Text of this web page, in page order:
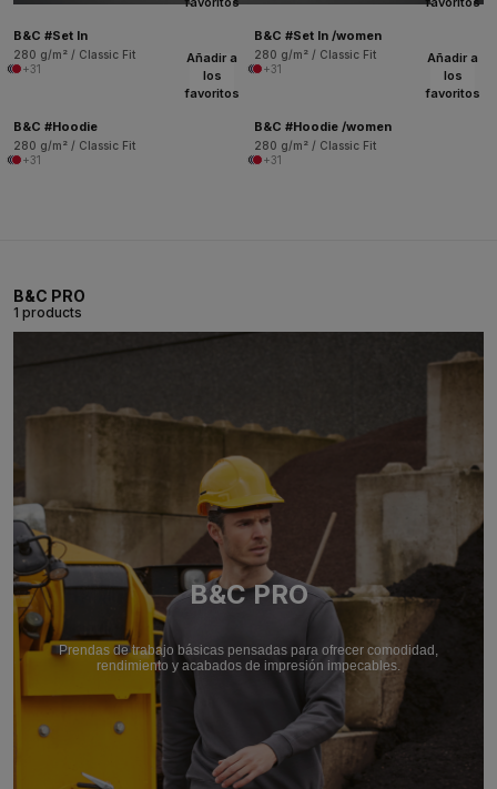
B&C #Set In
280 g/m² / Classic Fit
+31
B&C #Set In /women
280 g/m² / Classic Fit
+31
Añadir a
los
favoritos
B&C #Hoodie
280 g/m² / Classic Fit
+31
Añadir a
los
favoritos
B&C #Hoodie /women
280 g/m² / Classic Fit
+31
B&C PRO
1 products
B&C PRO
Prendas de trabajo básicas pensadas para ofrecer comodidad,
rendimiento y acabados de impresión impecables.